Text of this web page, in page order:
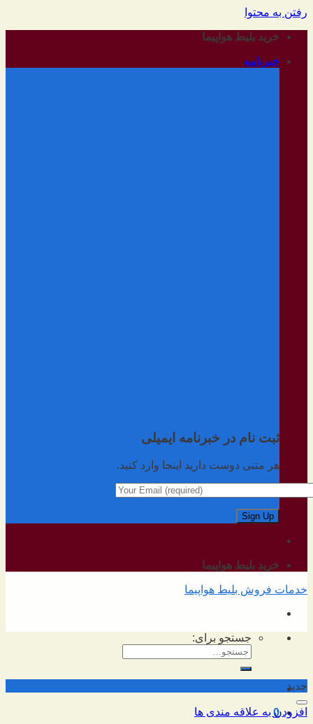
رفتن به محتوا
خرید بلیط هواپیما
خبرنامه
ثبت نام در خبرنامه ایمیلی
هر متنی دوست دارید اینجا وارد کنید.
خرید بلیط هواپیما
خدمات فروش بلیط هواپیما
جستجو برای:
0
جدید
افزودن به علاقه مندی ها